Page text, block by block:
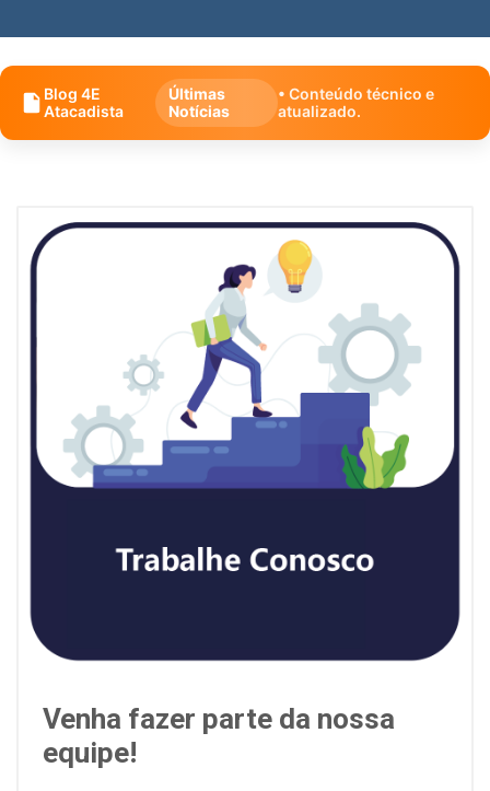
Blog 4E
Atacadista
Últimas
Notícias
• Conteúdo técnico e
atualizado.
Venha fazer parte da nossa
equipe!